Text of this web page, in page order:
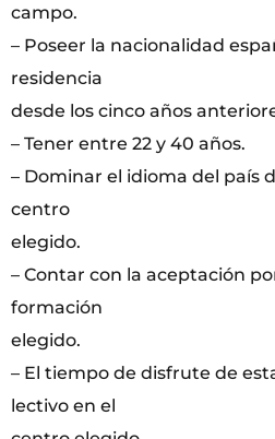
campo.
– Poseer la nacionalidad
residencia
desde los cinco años
– Tener entre 22 y 40 años.
– Dominar el idioma del país
centro
elegido.
– Contar con la aceptación
formación
elegido.
– El tiempo de disfrute de
lectivo en el